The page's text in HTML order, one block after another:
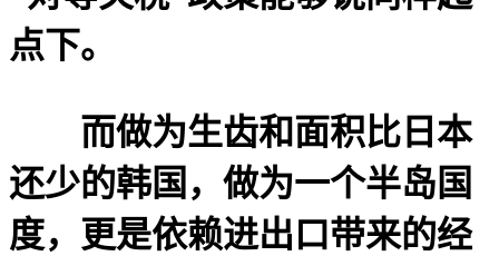
点下。
而做为生齿和面积比日本
还少的韩国，做为一个半岛国
度，更是依赖进出口带来的经